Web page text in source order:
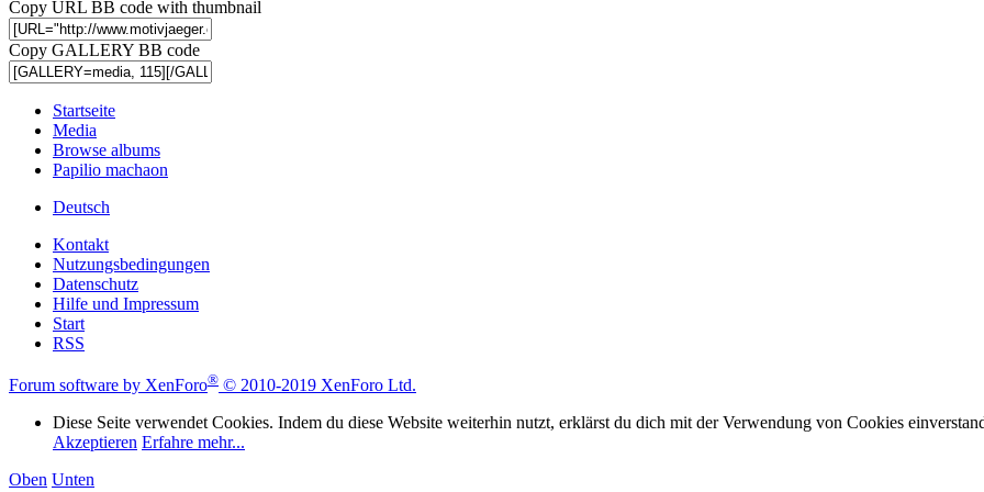
Copy URL BB code with thumbnail
Copy GALLERY BB code
Startseite
Media
Browse albums
Papilio machaon
Deutsch
Kontakt
Nutzungsbedingungen
Datenschutz
Hilfe und Impressum
Start
RSS
Forum software by XenForo® © 2010-2019 XenForo Ltd.
Diese Seite verwendet Cookies. Indem du diese Website weiterhin nutzt, erklärst du dich mit der Verwendung von Cookies
Akzeptieren Erfahre mehr...
Oben Unten